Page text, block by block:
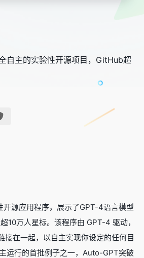
自主的实验性开源项目，GitHub超
源应用程序，展示了GPT-4语言模型
10万人星标。该程序由 GPT-4 驱动，
接在一起，以自主实现你设定的任何目
运行的首批例子之一，Auto-GPT突破